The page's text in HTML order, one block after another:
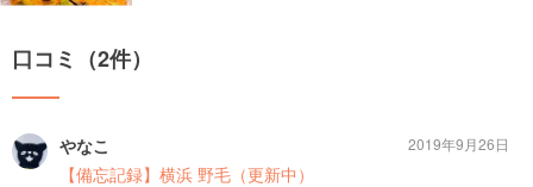
口コミ（2件）
やなこ
【備忘記録】横浜 野毛（更新中）
2019年9月26日